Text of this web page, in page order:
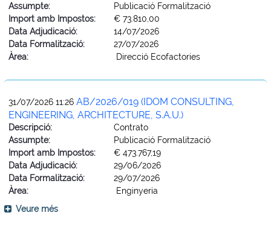
Assumpte:
Publicació Formalització
Import amb Impostos:
€ 73.810,00
Data Adjudicació:
14/07/2026
Data Formalització:
27/07/2026
Àrea:
Direcció Ecofactories
31/07/2026 11:26 AB/2026/019 (IDOM CONSULTING,
ENGINEERING, ARCHITECTURE, S.A.U.)
Descripció:
Contrato
Assumpte:
Publicació Formalització
Import amb Impostos:
€ 473.767,19
Data Adjudicació:
29/06/2026
Data Formalització:
29/07/2026
Àrea:
Enginyeria
Veure més